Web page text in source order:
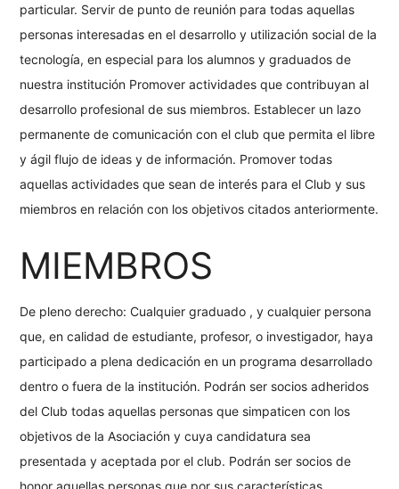
particular. Servir de punto de reunión para todas aquellas
personas interesadas en el desarrollo y utilización social de la
tecnología, en especial para los alumnos y graduados de
nuestra institución Promover actividades que contribuyan al
desarrollo profesional de sus miembros. Establecer un lazo
permanente de comunicación con el club que permita el libre
y ágil flujo de ideas y de información. Promover todas
aquellas actividades que sean de interés para el Club y sus
miembros en relación con los objetivos citados anteriormente.
MIEMBROS
De pleno derecho: Cualquier graduado , y cualquier persona
que, en calidad de estudiante, profesor, o investigador, haya
participado a plena dedicación en un programa desarrollado
dentro o fuera de la institución. Podrán ser socios adheridos
del Club todas aquellas personas que simpaticen con los
objetivos de la Asociación y cuya candidatura sea
presentada y aceptada por el club. Podrán ser socios de